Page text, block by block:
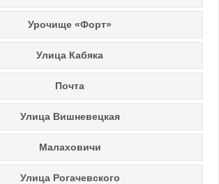
Урочище «Форт»
Улица Кабяка
Почта
Улица Вишневецкая
Малаховичи
Улица Рогачевского